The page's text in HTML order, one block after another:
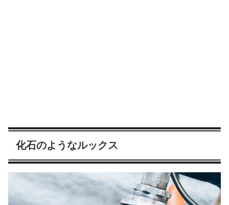
化石のようなルックス